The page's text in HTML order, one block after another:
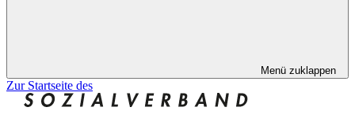
Menü zuklappen
Zur Startseite des